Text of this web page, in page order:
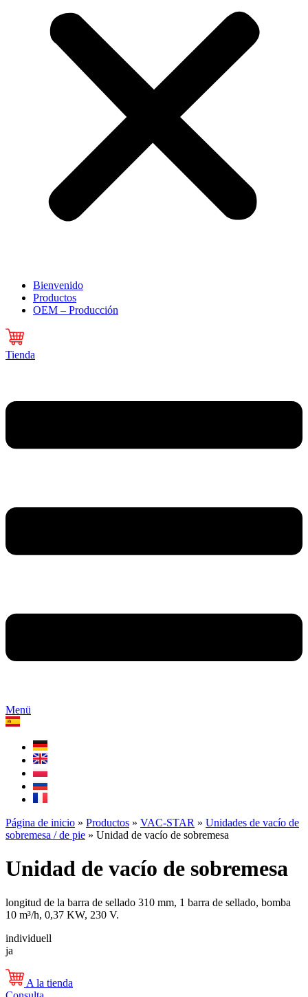
Bienvenido
Productos
OEM – Producción
Tienda
Menü
Página de inicio » Productos » VAC-STAR » Unidades de vacío de
sobremesa / de pie » Unidad de vacío de sobremesa
Unidad de vacío de sobremesa
longitud de la barra de sellado 310 mm, 1 barra de sellado, bomba
10 m³/h, 0,37 KW, 230 V.
individuell
ja
A la tienda